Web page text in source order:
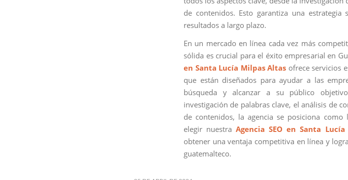
de contenidos. Esto garantiza una
resultados a largo plazo.
En un mercado en línea cada vez más
sólida es crucial para el éxito empresarial en
en Santa Lucía Milpas Altas ofrece servicios
que están diseñados para ayudar a las
búsqueda y alcanzar a su público
investigación de palabras clave, el análisis de
de contenidos, la agencia se posiciona
elegir nuestraAgencia SEO en Santa
obtener una ventaja competitiva en línea y
guatemalteco.